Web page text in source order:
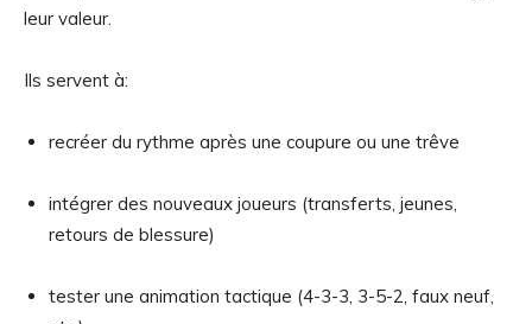
leur valeur.
Ils servent à:
recréer du rythme après une coupure ou une trêve
intégrer des nouveaux joueurs (transferts, jeunes,
retours de blessure)
tester une animation tactique (4-3-3, 3-5-2, faux neuf,